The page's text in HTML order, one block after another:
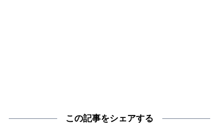
この記事をシェアする